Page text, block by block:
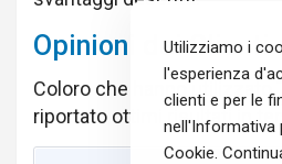
Opinioni dei Clienti
Coloro che hanno utilizzato
riportato ottimi risultati in
Utilizziamo i
l'esperienza
clienti e per le
nell'Informativa
Cookie.